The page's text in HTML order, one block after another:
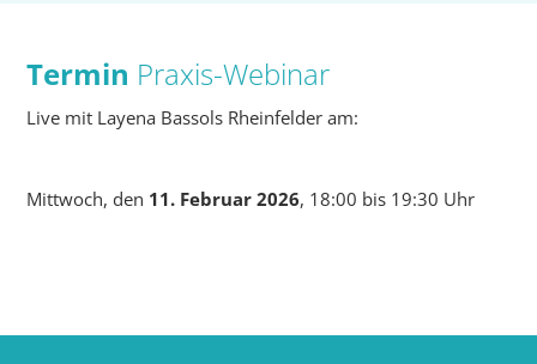
Termin Praxis-Webinar
Live mit Layena Bassols Rheinfelder am:
Mittwoch, den 11. Februar 2026, 18:00 bis 19:30 Uhr